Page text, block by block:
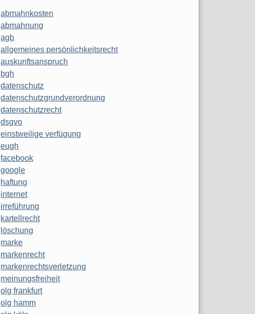
abmahnkosten
abmahnung
agb
allgemeines persönlichkeitsrecht
auskunftsanspruch
bgh
datenschutz
datenschutzgrundverordnung
datenschutzrecht
dsgvo
einstweilige verfügung
eugh
facebook
google
haftung
internet
irreführung
kartellrecht
löschung
marke
markenrecht
markenrechtsverletzung
meinungsfreiheit
olg frankfurt
olg hamm